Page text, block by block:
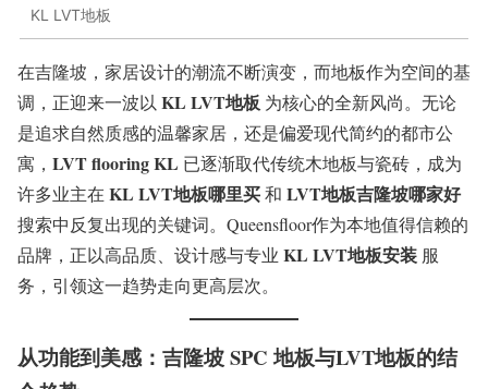
KL LVT地板
在吉隆坡，家居设计的潮流不断演变，而地板作为空间的基
调，正迎来一波以 KL LVT地板 为核心的全新风尚。无论
是追求自然质感的温馨家居，还是偏爱现代简约的都市公
寓， LVT flooring KL 已逐渐取代传统木地板与瓷砖，成为
许多业主在 KL LVT地板哪里买和 LVT地板吉隆坡哪家好
搜索中反复出现的关键词。Queensfloor作为本地值得信赖的
品牌，正以高品质、设计感与专业 KL LVT地板安装 服
务，引领这一趋势走向更高层次。
从功能到美感：吉隆坡 SPC 地板与LVT地板的结